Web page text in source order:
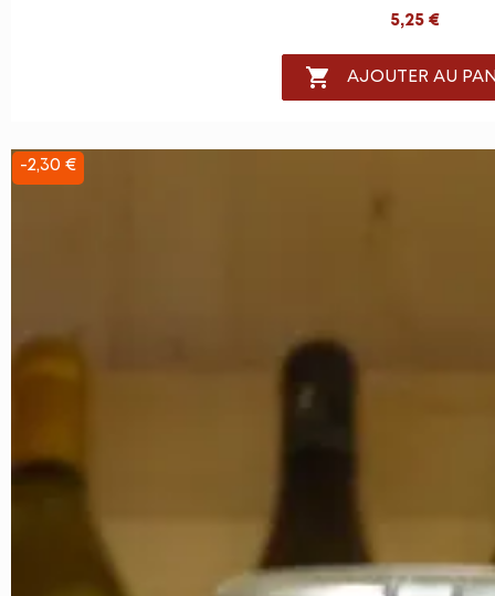
5,25 €
 AJOUTER AU
-2,30 €